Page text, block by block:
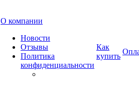
О компании
Новости
Отзывы
Политика
конфиденциальности
Как
купить